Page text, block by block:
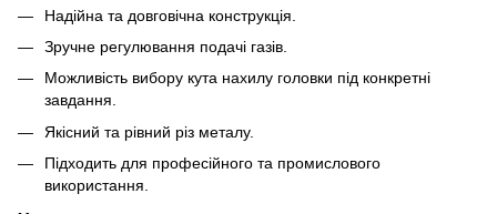
Надійна та довговічна конструкція.
Зручне регулювання подачі газів.
Можливість вибору кута нахилу головки під конкретні
завдання.
Якісний та рівний різ металу.
Підходить для професійного та промислового
використання.